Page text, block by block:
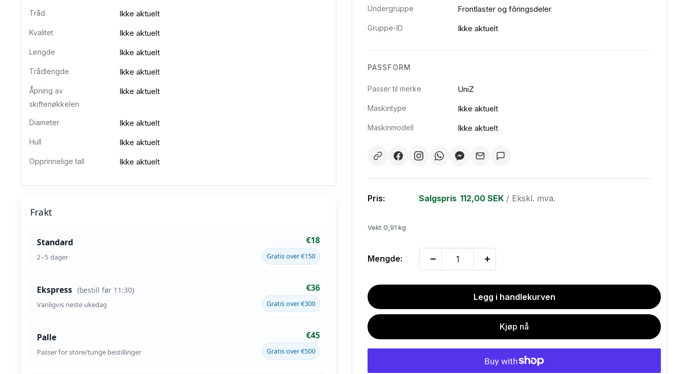
Undergruppe Frontlaster og fôringsdeler
Gruppe-ID Ikke aktuelt
PASSFORM
Passer til merke UniZ
Maskintype Ikke aktuelt
Maskinmodell Ikke aktuelt
Pris: Salgspris 112,00 SEK / Ekskl. mva.
Vekt 0,91 kg
Mengde:
Legg i handlekurven
Kjøp nå
Tråd Ikke aktuelt
Kvalitet Ikke aktuelt
Lengde Ikke aktuelt
Trådlengde Ikke aktuelt
Åpning av
skiftenøkkelen
Ikke aktuelt
Diameter Ikke aktuelt
Hull Ikke aktuelt
Opprinnelige tall Ikke aktuelt
Frakt
Standard
2–5 dager
€18
Gratis over €150
Ekspress (bestill før 11:30)
Vanligvis neste ukedag
€36
Gratis over €300
Palle
Passer for store/tunge bestillinger
€45
Gratis over €500